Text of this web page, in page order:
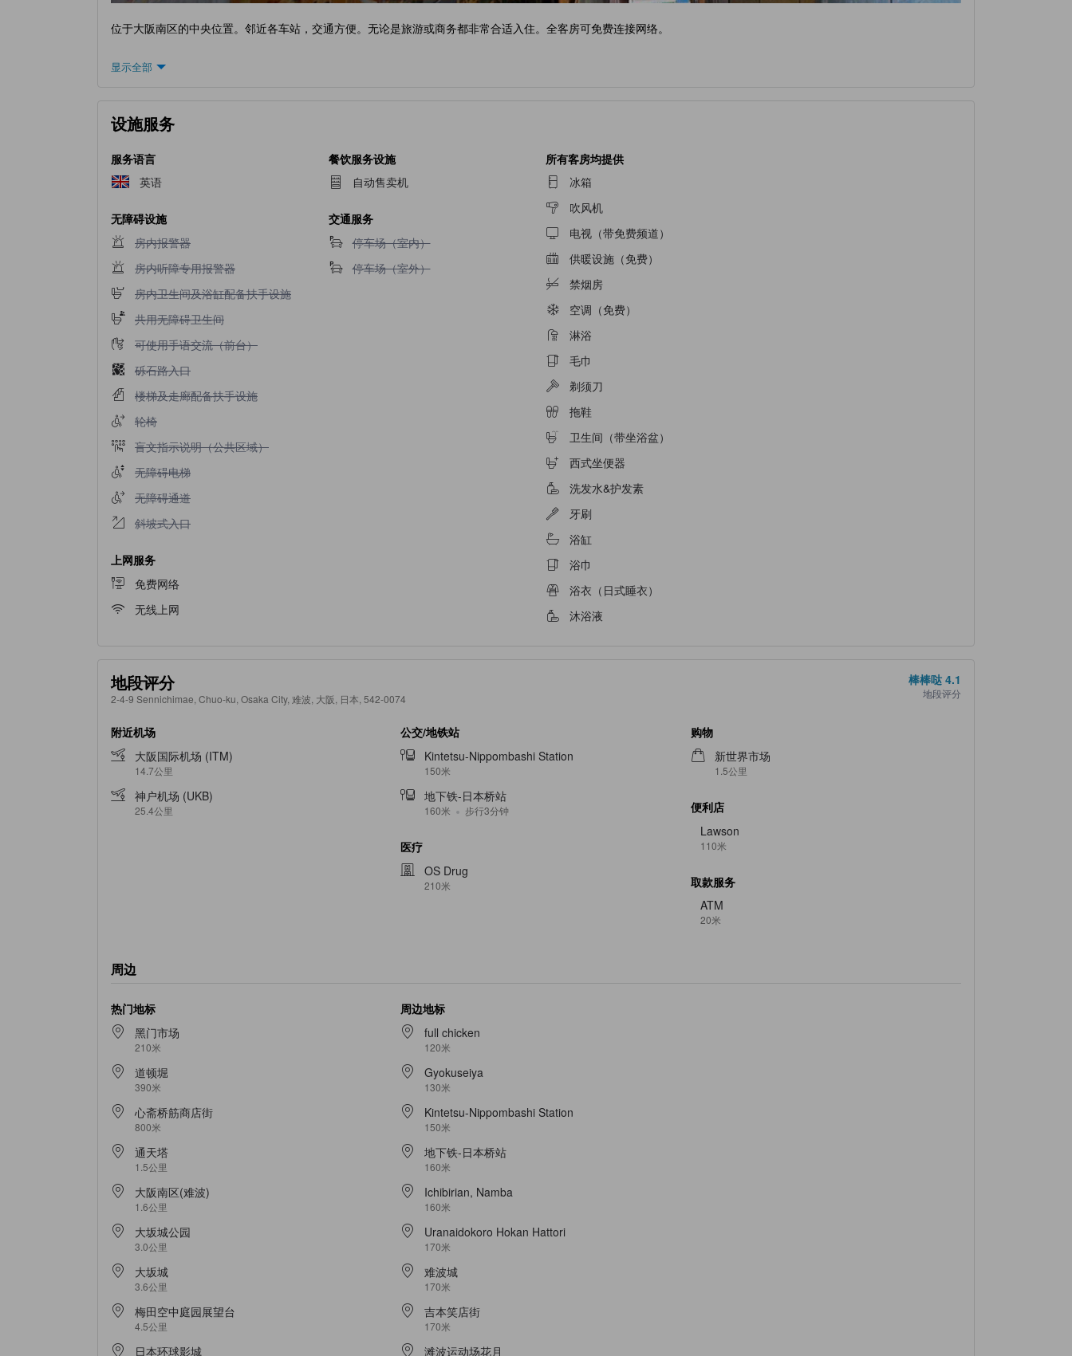
位于大阪南区的中央位置。邻近各车站，交通方便。无论是旅游或商务都非常合适入住。全客房可免费连接网络。
显示全部
设施服务
服务语言
英语
无障碍设施
不提供房内报警器
房内报警器
不提供房内听障专用报警器
房内听障专用报警器
不提供房内卫生间及浴缸配备扶手设施
房内卫生间及浴缸配备扶手设施
不提供共用无障碍卫生间
共用无障碍卫生间
不提供可使用手语交流（前台）
可使用手语交流（前台）
不提供砾石路入口
砾石路入口
不提供楼梯及走廊配备扶手设施
楼梯及走廊配备扶手设施
不提供轮椅
轮椅
不提供盲文指示说明（公共区域）
盲文指示说明（公共区域）
不提供无障碍电梯
无障碍电梯
不提供无障碍通道
无障碍通道
不提供斜坡式入口
斜坡式入口
上网服务
免费网络
无线上网
餐饮服务设施
自动售卖机
交通服务
不提供停车场（室内）
停车场（室内）
不提供停车场（室外）
停车场（室外）
所有客房均提供
冰箱
吹风机
电视（带免费频道）
供暖设施（免费）
禁烟房
空调（免费）
淋浴
毛巾
剃须刀
拖鞋
卫生间（带坐浴盆）
西式坐便器
洗发水&护发素
牙刷
浴缸
浴巾
浴衣（日式睡衣）
沐浴液
地段评分
2-4-9 Sennichimae, Chuo-ku, Osaka City, 难波, 大阪, 日本, 542-0074
棒棒哒 4.1
地段评分
附近机场
大阪国际机场 (ITM)
14.7公里
神户机场 (UKB)
25.4公里
公交/地铁站
Kintetsu-Nippombashi Station
150米
地下铁-日本桥站
160米 步行3分钟
医疗
OS Drug
210米
购物
新世界市场
1.5公里
便利店
Lawson
110米
取款服务
ATM
20米
周边
热门地标
黑门市场
210米
道顿堀
390米
心斋桥筋商店街
800米
通天塔
1.5公里
大阪南区(难波)
1.6公里
大坂城公园
3.0公里
大坂城
3.6公里
梅田空中庭园展望台
4.5公里
日本环球影城
周边地标
full chicken
120米
Gyokuseiya
130米
Kintetsu-Nippombashi Station
150米
地下铁-日本桥站
160米
Ichibirian, Namba
160米
Uranaidokoro Hokan Hattori
170米
难波城
170米
吉本笑店街
170米
滩波运动场花月